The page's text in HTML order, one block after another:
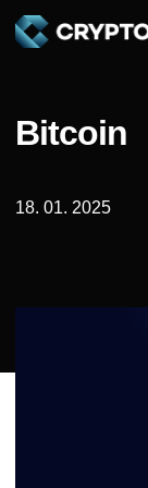
Bitcoin
18. 01. 2025